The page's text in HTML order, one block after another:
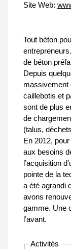
Site Web:
Tout béton
de béton
Depuis
massivement
caillebotis et
sont de plus
de
(talus,
En 2012,
aux besoins
l’acquisition
pointe de la
a été agrandi
avons
gamme. Une
l’avant.
Activités